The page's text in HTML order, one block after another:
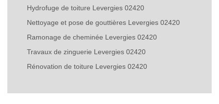
Hydrofuge de toiture Levergies 02420
Nettoyage et pose de gouttières Levergies 02420
Ramonage de cheminée Levergies 02420
Travaux de zinguerie Levergies 02420
Rénovation de toiture Levergies 02420